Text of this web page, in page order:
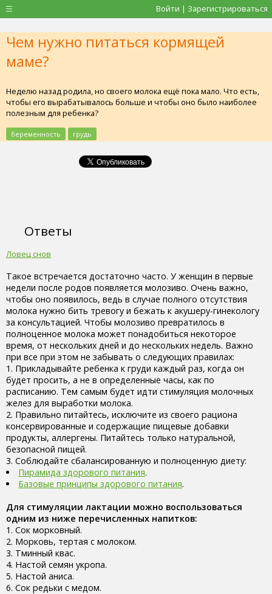
Войти | Зарегистрироваться
Чем нужно питаться кормящей
маме?
Неделю назад родила, но своего молока ещё пока мало. Что есть,
чтобы его вырабатывалось больше и чтобы оно было наиболее
полезным для ребенка?
беременность грудь
Ответы
Ловец снов
Такое встречается достаточно часто. У женщин в первые
недели после родов появляется молозиво. Очень важно,
чтобы оно появилось, ведь в случае полного отсутствия
молока нужно бить тревогу и бежать к акушеру-гинекологу
за консультацией. Чтобы молозиво превратилось в
полноценное молока может понадобиться некоторое
время, от нескольких дней и до нескольких недель. Важно
при все при этом не забывать о следующих правилах:
1. Прикладывайте ребенка к груди каждый раз, когда он
будет просить, а не в определенные часы, как по
расписанию. Тем самым будет идти стимуляция молочных
желез для выработки молока.
2. Правильно питайтесь, исключите из своего рациона
консервированные и содержащие пищевые добавки
продукты, аллергены. Питайтесь только натуральной,
безопасной пищей.
3. Соблюдайте сбалансированную и полноценную диету:
Пирамида здорового питания.
Базовые принципы здорового питания.
Для стимуляции лактации можно воспользоваться
одним из ниже перечисленных напитков:
Сок морковный.
Морковь, тертая с молоком.
Тминный квас.
Настой семян укропа.
Настой аниса.
Сок редьки с медом.